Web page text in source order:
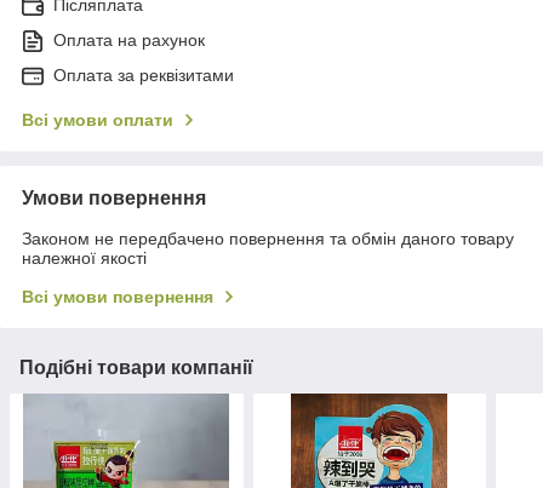
Післяплата
Оплата на рахунок
Оплата за реквізитами
Всі умови оплати
Умови повернення
Законом не передбачено повернення та обмін даного товару
належної якості
Всі умови повернення
Подібні товари компанії